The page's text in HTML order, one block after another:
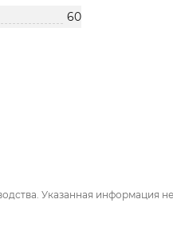
60
Указанная информация